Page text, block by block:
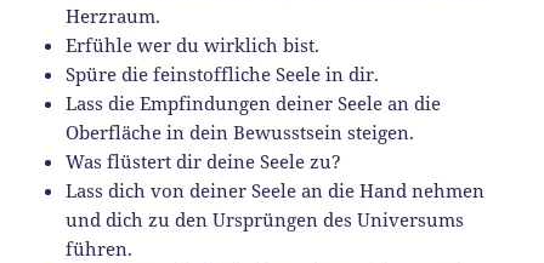
Herzraum.
Erfühle wer du wirklich bist.
Spüre die feinstoffliche Seele in dir.
Lass die Empfindungen deiner Seele an die
Oberfläche in dein Bewusstsein steigen.
Was flüstert dir deine Seele zu?
Lass dich von deiner Seele an die Hand nehmen
und dich zu den Ursprüngen des Universums
führen.